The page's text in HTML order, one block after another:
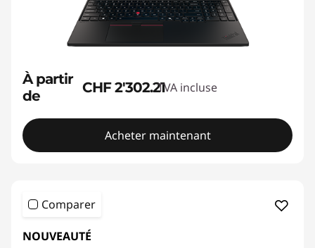
À partir
de
CHF 2'302.21TVA incluse
Acheter maintenant
Comparer
NOUVEAUTÉ